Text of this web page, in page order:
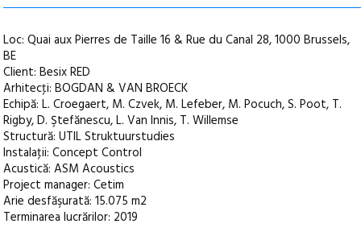
Loc: Quai aux Pierres de Taille 16 & Rue du Canal 28, 1000 Brussels,
BE
Client: Besix RED
Arhitecţi: BOGDAN & VAN BROECK
Echipă: L. Croegaert, M. Czvek, M. Lefeber, M. Pocuch, S. Poot, T.
Rigby, D. Ştefănescu, L. Van Innis, T. Willemse
Structură: UTIL Struktuurstudies
Instalaţii: Concept Control
Acustică: ASM Acoustics
Project manager: Cetim
Arie desfăşurată: 15.075 m2
Terminarea lucrărilor: 2019